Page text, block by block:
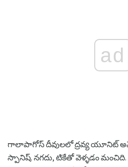
ad
గాలాపాగోస్ దీవులలో ద్రవ్య యూనిట్
స్పానిష్. నగదు, టికేతో వెళ్ళడం మంచిది.